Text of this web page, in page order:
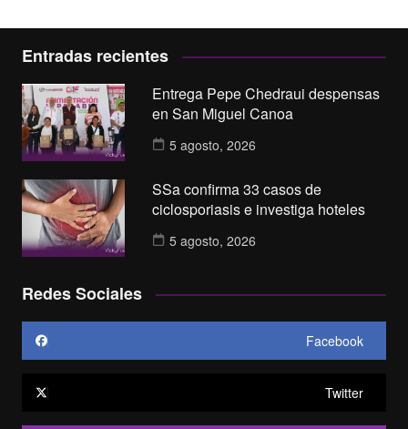
Entradas recientes
Entrega Pepe Chedraui despensas
en San Miguel Canoa
5 agosto, 2026
SSa confirma 33 casos de
ciclosporiasis e investiga hoteles
5 agosto, 2026
Redes Sociales
Facebook
Twitter